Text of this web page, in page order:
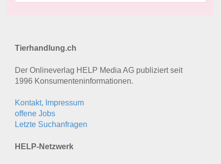
Tierhandlung.ch
Der Onlineverlag HELP Media AG publiziert seit
1996 Konsumenten­informationen.
Kontakt, Impressum
offene Jobs
Letzte Suchanfragen
HELP-Netzwerk